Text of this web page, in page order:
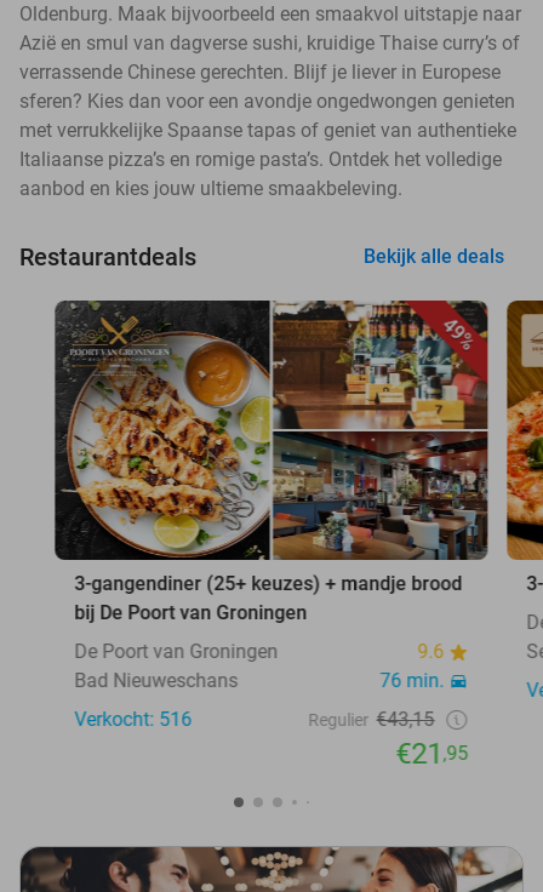
Oldenburg. Maak bijvoorbeeld een smaakvol uitstapje naar
Azië en smul van dagverse sushi, kruidige Thaise curry’s of
verrassende Chinese gerechten. Blijf je liever in Europese
sferen? Kies dan voor een avondje ongedwongen genieten
met verrukkelijke Spaanse tapas of geniet van authentieke
Italiaanse pizza’s en romige pasta’s. Ontdek het volledige
aanbod en kies jouw ultieme smaakbeleving.
Restaurantdeals Bekijk alle deals
49%
3-gangendiner (25+ keuzes) + mandje brood
bij De Poort van Groningen
De Poort van Groningen
9.6
Bad Nieuweschans
76 min.
Verkocht: 516
Regulier €43,15
€21,95